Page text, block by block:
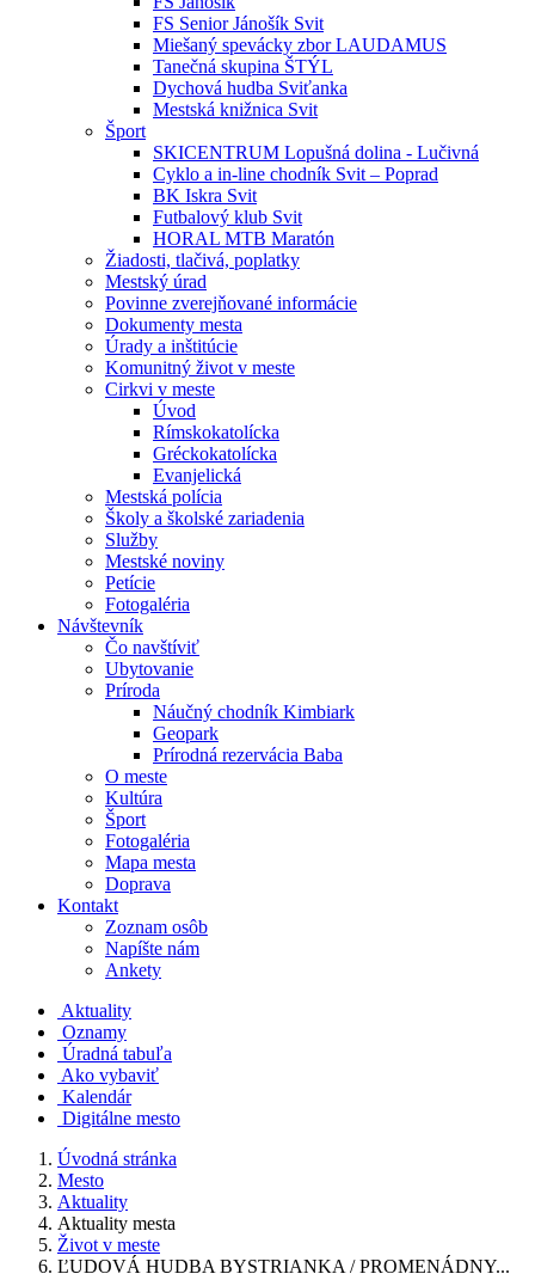
FS Senior Jánošík Svit
Miešaný spevácky zbor LAUDAMUS
Tanečná skupina ŠTÝL
Dychová hudba Sviťanka
Mestská knižnica Svit
Šport
SKICENTRUM Lopušná dolina - Lučivná
Cyklo a in-line chodník Svit – Poprad
BK Iskra Svit
Futbalový klub Svit
HORAL MTB Maratón
Žiadosti, tlačivá, poplatky
Mestský úrad
Povinne zverejňované informácie
Dokumenty mesta
Úrady a inštitúcie
Komunitný život v meste
Cirkvi v meste
Úvod
Rímskokatolícka
Gréckokatolícka
Evanjelická
Mestská polícia
Školy a školské zariadenia
Služby
Mestské noviny
Petície
Fotogaléria
Návštevník
Čo navštíviť
Ubytovanie
Príroda
Náučný chodník Kimbiark
Geopark
Prírodná rezervácia Baba
O meste
Kultúra
Šport
Fotogaléria
Mapa mesta
Doprava
Kontakt
Zoznam osôb
Napíšte nám
Ankety
Aktuality
Oznamy
Úradná tabuľa
Ako vybaviť
Kalendár
Digitálne mesto
Úvodná stránka
Mesto
Aktuality
Aktuality mesta
Život v meste
ĽUDOVÁ HUDBA BYSTRIANKA / PROMENÁDNY...